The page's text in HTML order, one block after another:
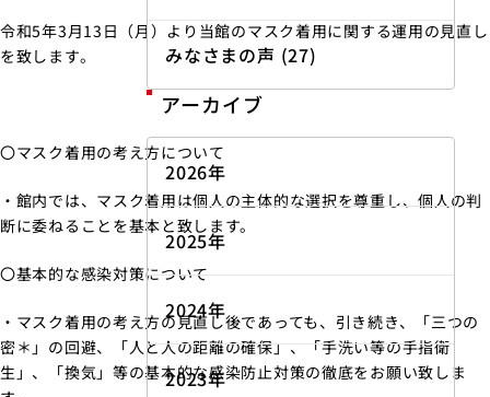
令和5年3月13日（月）より当館のマスク着用に関する運用の見直し
を致します。
〇マスク着用の考え方について
・館内では、マスク着用は個人の主体的な選択を尊重し、個人の判
断に委ねることを基本と致します。
〇基本的な感染対策について
・マスク着用の考え方の見直し後であっても、引き続き、「三つの
密＊」の回避、「人と人の距離の確保」、「手洗い等の手指衛
生」、「換気」等の基本的な感染防止対策の徹底をお願い致しま
みなさまの声 (27)
アーカイブ
2026年
2025年
2024年
2023年